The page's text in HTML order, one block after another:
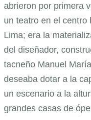
abrieron por primera
un teatro en el centro
Lima; era la
del diseñador,
tacneño Manuel
deseaba dotar a la
un escenario a la
grandes casas de